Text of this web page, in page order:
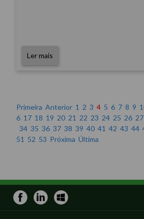
Ler mais
Primeira Anterior 1 2 3 4 5 6 7 8 9
6 17 18 19 20 21 22 23 24 25 26 27
34 35 36 37 38 39 40 41 42 43 44
51 52 53 Próxima Última